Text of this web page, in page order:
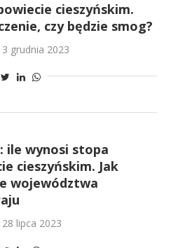
cieszyńskim.
czy będzie smog?
3 grudnia 2023
ile wynosi stopa
cieszyńskim. Jak
województwa
28 lipca 2023